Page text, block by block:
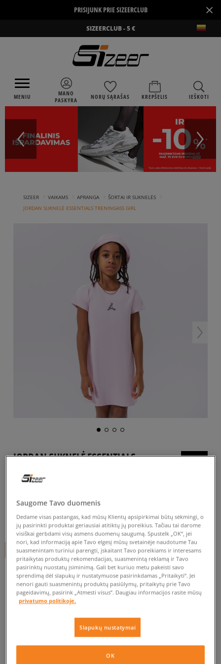
PRISIJUNK PRIE SIZEERCLUB ×
SIZEERCLUB - 5 €
MENIU
MANO
PASKYRA
NORŲ SĄRAŠAS KREPŠELIS IEŠKOTI
SIZEER VAIKAMS APRANGA ŠORTAI IR SUKNELĖS
JORDAN SUKNELĖ ESSENTIALS TRENINGASS GIRL
JORDAN SUKNELĖ ESSENTIALS
vaikams, šortai ir suknelės
0.0(0)
30€
+ 30 tšk.SizeerClub
Prekė neprieinama
Jei prekė vėl bus sandėlyje, gausi pranešimą iš mūsų.
PATIKRINK PRIEINAMUMĄ PARDUOTUVĖJE
Saugome Tavo duomenis
Dedame visas pastangas, kad mūsų Klientų apsipirkimai būtų sėkmingi, o
jų pasirinkti produktai geriausiai atitiktų jų poreikius. Tačiau tai darome
visiškai gerbdami visų asmens duomenų saugumą. Spustelk „OK“, jei
nori, kad informaciją apie Tavo elgesį mūsų svetainėje naudotume Tau
suasmenintam turiniui parengti, įskaitant Tavo poreikiams ir interesams
pritaikytas produktų rekomendacijas, suasmenintą reklamą ir Tavo
pasirinktų nuostatų įsiminimą. Gali bet kuriuo metu pakeisti savo
sprendimą dėl slapukų ir nustatymuose pasirinkdamas „Pritaikyti“. Jei
nenori gauti suasmenintų produktų pasiūlymų, pritaikytų prie Tavo
pageidavimų, pasirink „Atmesti visus”. Daugiau informacijos rasite mūsų
privatumo politikoje.
Slapukų nustatymai
OK